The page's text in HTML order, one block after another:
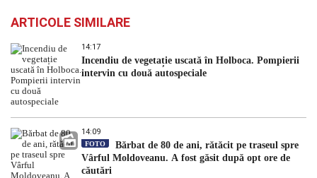
ARTICOLE SIMILARE
14:17
Incendiu de vegetație uscată în Holboca. Pompierii
intervin cu două autospeciale
14:09
FOTO
Bărbat de 80 de ani, rătăcit pe traseul spre
Vârful Moldoveanu. A fost găsit după opt ore de
căutări